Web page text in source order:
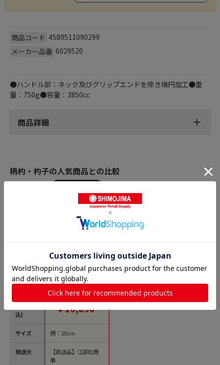
商品コード 4589511090299
メーカー品番 6029520
●ハンドル部：ネック及びグリップエンドを除き楕円加工●重
量：750g●容量：3850cc
商品詳細
柄杓・杓子の人気商品との比較
商品名
込)
サイズ
発送元
神子島製作所 18-8
長柄付ひしゃく楕円
L）柄長25cm 1個
（ご注文単位1個）
【直送品】
￥10,890
柄：25cm
【直送品】江部松商
事